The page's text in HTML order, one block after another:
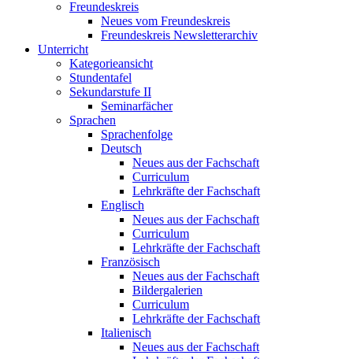
Freundeskreis
Neues vom Freundeskreis
Freundeskreis Newsletterarchiv
Unterricht
Kategorieansicht
Stundentafel
Sekundarstufe II
Seminarfächer
Sprachen
Sprachenfolge
Deutsch
Neues aus der Fachschaft
Curriculum
Lehrkräfte der Fachschaft
Englisch
Neues aus der Fachschaft
Curriculum
Lehrkräfte der Fachschaft
Französisch
Neues aus der Fachschaft
Bildergalerien
Curriculum
Lehrkräfte der Fachschaft
Italienisch
Neues aus der Fachschaft